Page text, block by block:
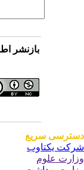
بازنشر
سریع
یکتاوب
علوم